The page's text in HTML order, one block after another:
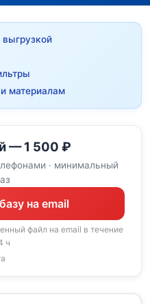
выгрузкой
материалам
— 1 500 ₽
· минимальный
на email
файл на email в течение
ч